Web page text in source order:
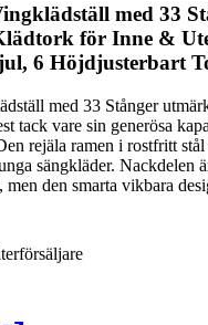
med 33
för Inne &
6 Höjdjusterbart
med 33 Stånger
tack vare sin generösa
rejäla ramen i rostfritt stål
sängkläder. Nackdelen
men den smarta vikbara